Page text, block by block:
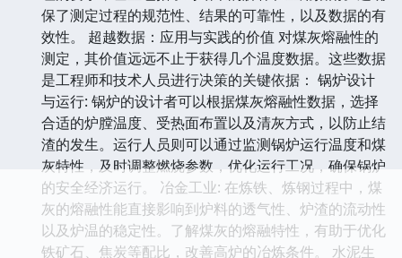
保了测定过程的规范性、结果的可靠性，以及数据的有
效性。 超越数据：应用与实践的价值 对煤灰熔融性的
测定，其价值远远不止于获得几个温度数据。这些数据
是工程师和技术人员进行决策的关键依据： 锅炉设计
与运行: 锅炉的设计者可以根据煤灰熔融性数据，选择
合适的炉膛温度、受热面布置以及清灰方式，以防止结
渣的发生。运行人员则可以通过监测锅炉运行温度和煤
灰特性，及时调整燃烧参数，优化运行工况，确保锅炉
的安全经济运行。 冶金工业: 在炼铁、炼钢过程中，煤
灰的熔融性能直接影响到炉料的透气性、炉渣的流动性
以及炉温的稳定性。了解煤灰的熔融特性，有助于优化
铁矿石、焦炭等配比，改善高炉的冶炼条件。 水泥生